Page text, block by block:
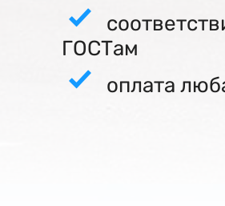
ГОСТам
оплата